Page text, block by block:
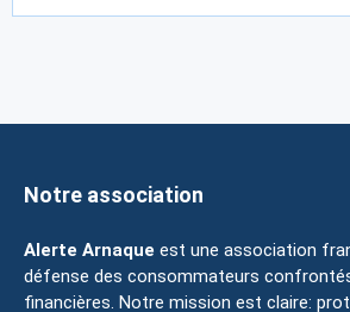
Notre association
Alerte Arnaque est une association
défense des consommateurs
financières. Notre mission est claire: